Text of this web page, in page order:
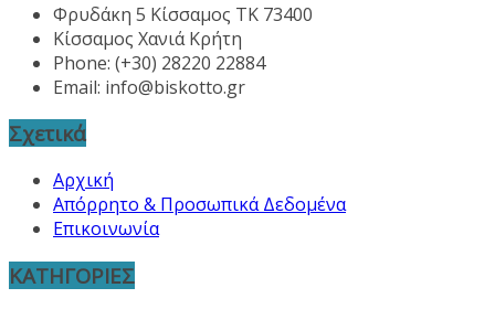
Φρυδάκη 5 Κίσσαμος ΤΚ 73400
Κίσσαμος Χανιά Κρήτη
Phone: (+30) 28220 22884
Email: info@biskotto.gr
Σχετικά
Αρχική
Απόρρητο & Προσωπικά Δεδομένα
Επικοινωνία
ΚΑΤΗΓΟΡΙΕΣ